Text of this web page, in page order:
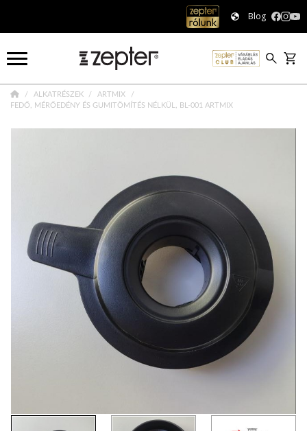
Blog
ALKATRÉSZEK
ARTMIX
FEDŐ, MÉRŐEDÉNY ÉS GUMITÖMÍTÉS NÉLKÜL, BL-001 ARTMIX